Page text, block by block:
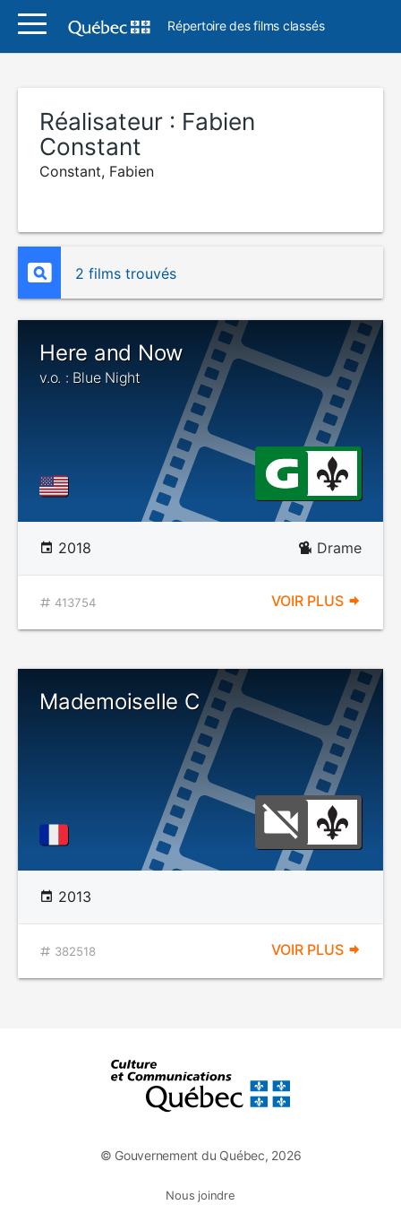
Répertoire des films classés
Réalisateur : Fabien
Constant
Constant, Fabien
2 films trouvés
Here and Now
v.o. : Blue Night
2018 Drame
413754 VOIR PLUS
Mademoiselle C
2013
382518 VOIR PLUS
© Gouvernement du Québec, 2026
Nous joindre